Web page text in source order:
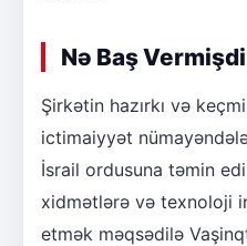
Nə Baş
Şirkətin hazırkı və
ictimaiyyət
İsrail ordusuna təmin
xidmətlərə və texnoloji
etmək məqsədilə